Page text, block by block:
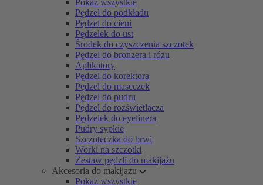
Pokaż wszystkie
Pędzel do podkładu
Pędzel do cieni
Pędzelek do ust
Środek do czyszczenia szczotek
Pędzel do bronzera i różu
Aplikatory
Pędzel do korektora
Pędzel do maseczek
Pędzel do pudru
Pędzel do rozświetlacza
Pędzelek do eyelinera
Pudry sypkie
Szczoteczka do brwi
Worki na szczotki
Zestaw pędzli do makijażu
Akcesoria do makijażu
Pokaż wszystkie